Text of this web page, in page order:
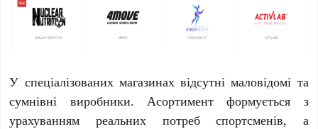
У спеціалізованих магазинах відсутні маловідомі та
сумнівні виробники. Асортимент формується з
урахуванням реальних потреб спортсменів, а